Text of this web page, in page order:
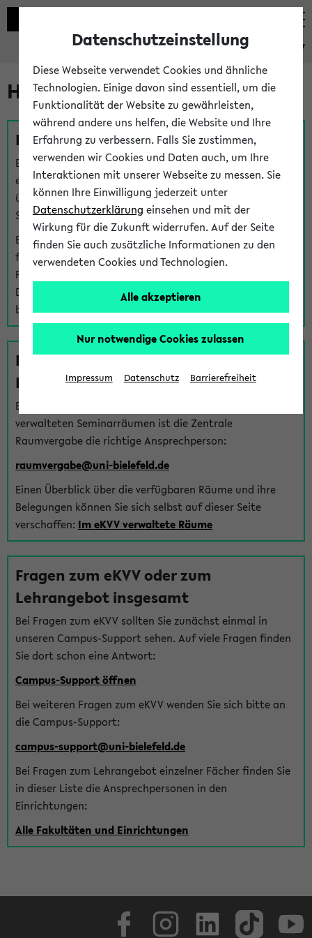
eKVV
Hilfe & Kontakt
Fragen zu einzelnen Veranstaltungen
Bei inhaltlichen und organisatorischen Fragen zu
einzelnen Veranstaltungen finden Sie Ansprechpersonen
über denFragen-Link bei jeder Veranstaltung. Der BIS
Support kann hier meist keine direkte Hilfe leisten.
Bei Veranstaltungen mit eKVV Teilnahmemanagement
finden Sie eine Auskunft über die Personen, die Ihre
Platzzuteilung im eKVV eingetragen haben, auf der
Detailseite zum Teilnahmemanagement der
betreffenden Veranstaltung.
Fragen zu im eKVV verwalteten
Räumen
Bei Fragen zur Vergabe von Hörsälen und vom eKVV
verwalteten Seminarräumen ist die Zentrale
Raumvergabe die richtige Ansprechperson:
raumvergabe@uni-bielefeld.de
Einen Überblick über die verfügbaren Räume und ihre
Belegungen können Sie sich selbst auf dieser Seite
verschaffen: Im eKVV verwaltete Räume
Fragen zum eKVV oder zum
Lehrangebot insgesamt
Bei Fragen zum eKVV sollten Sie zunächst einmal in
unseren Campus-Support sehen. Auf viele Fragen finden
Sie dort schon eine Antwort:
Campus-Support öffnen
Bei weiteren Fragen zum eKVV wenden Sie sich bitte an
die Campus-Support:
campus-support@uni-bielefeld.de
Bei Fragen zum Lehrangebot einzelner Fächer finden Sie
in dieser Liste die Ansprechpersonen in den
Einrichtungen:
Alle Fakultäten und Einrichtungen
Datenschutzeinstellung
Diese Webseite verwendet Cookies und ähnliche
Technologien. Einige davon sind essentiell, um die
Funktionalität der Website zu gewährleisten,
während andere uns helfen, die Website und Ihre
Erfahrung zu verbessern. Falls Sie zustimmen,
verwenden wir Cookies und Daten auch, um Ihre
Interaktionen mit unserer Webseite zu messen. Sie
können Ihre Einwilligung jederzeit unter
Datenschutzerklärung einsehen und mit der
Wirkung für die Zukunft widerrufen. Auf der Seite
finden Sie auch zusätzliche Informationen zu den
verwendeten Cookies und Technologien.
Alle akzeptieren
Nur notwendige Cookies zulassen
Impressum Datenschutz Barrierefreiheit